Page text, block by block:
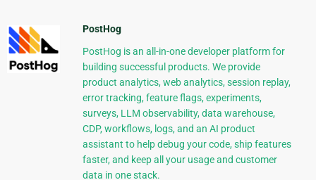
PostHog
PostHog is an all-in-one developer platform for
building successful products. We provide
product analytics, web analytics, session replay,
error tracking, feature flags, experiments,
surveys, LLM observability, data warehouse,
CDP, workflows, logs, and an AI product
assistant to help debug your code, ship features
faster, and keep all your usage and customer
data in one stack.